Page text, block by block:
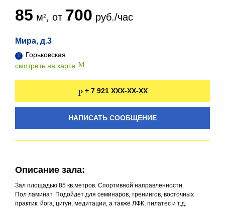
Мира, д.3
Горьковская
смотреть на карте
85 м , от 700 руб./час
+ 7 921 XXX-XX-XX
НАПИСАТЬ СООБЩЕНИЕ
Описание зала:
Зал площадью 85 кв.метров. Спортивной направленности.
Пол ламинат. Подойдет для семинаров, тренингов, восточных
практик: йога, цигун, медитации, а также ЛФК, пилатес и т.д.